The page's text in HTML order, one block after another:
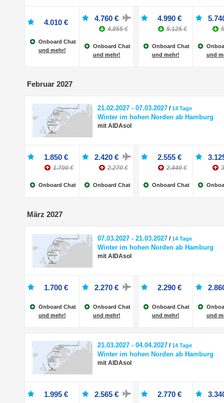
4.010 €
Onboard Chat
und mehr!
4.760 €
4.855 €
Onboard Chat
und mehr!
4.990 €
5.125 €
Onboard Chat
und mehr!
und
Februar 2027
21.02.2027 - 07.03.2027 /14 Tage
Winter im hohen Norden ab Hamburg
mit AIDAsol
1.850 €
1.700 €
Onboard Chat
2.420 €
2.270 €
Onboard Chat
2.555 €
2.440 €
Onboard Chat
März 2027
07.03.2027 - 21.03.2027 /14 Tage
Winter im hohen Norden ab Hamburg
mit AIDAsol
1.700 €
Onboard Chat
und mehr!
2.270 €
Onboard Chat
und mehr!
2.290 €
Onboard Chat
und mehr!
und
21.03.2027 - 04.04.2027 /14 Tage
Winter im hohen Norden ab Hamburg
mit AIDAsol
1.995 € 2.565 € 2.770 €